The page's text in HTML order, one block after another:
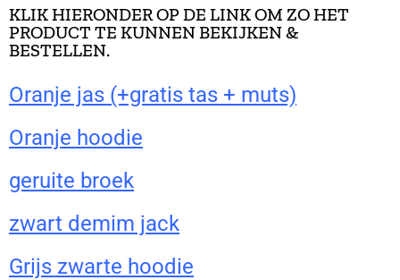
KLIK HIERONDER OP DE LINK OM ZO HET
PRODUCT TE KUNNEN BEKIJKEN &
BESTELLEN.
Oranje jas (+gratis tas + muts)
Oranje hoodie
geruite broek
zwart demim jack
Grijs zwarte hoodie